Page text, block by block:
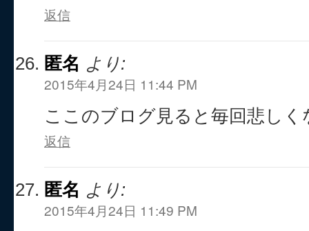
返信
匿名 より:
2015年4月24日 11:44 PM
ここのブログ見ると毎回悲しく
返信
匿名 より:
2015年4月24日 11:49 PM